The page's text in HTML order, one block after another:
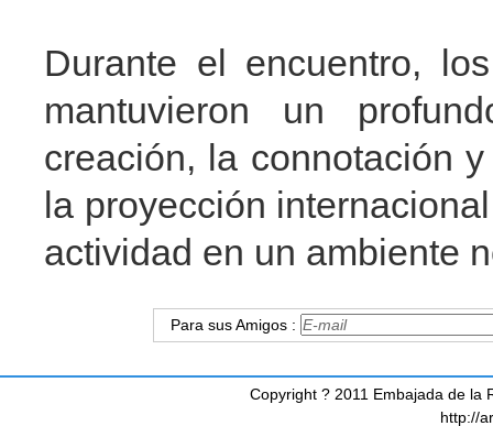
Durante el encuentro,
mantuvieron un
creación, la connotación
la proyección
actividad en un ambiente
Para sus Amigos :
Copyright ? 2011 Embajada de la
http://